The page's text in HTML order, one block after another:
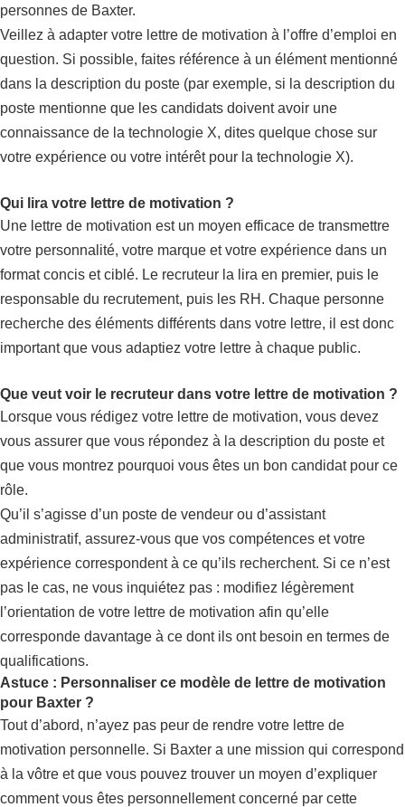
personnes de Baxter.
Veillez à adapter votre lettre de motivation à l’offre d’emploi en
question. Si possible, faites référence à un élément mentionné
dans la description du poste (par exemple, si la description du
poste mentionne que les candidats doivent avoir une
connaissance de la technologie X, dites quelque chose sur
votre expérience ou votre intérêt pour la technologie X).
Qui lira votre lettre de motivation ?
Une lettre de motivation est un moyen efficace de transmettre
votre personnalité, votre marque et votre expérience dans un
format concis et ciblé. Le recruteur la lira en premier, puis le
responsable du recrutement, puis les RH. Chaque personne
recherche des éléments différents dans votre lettre, il est donc
important que vous adaptiez votre lettre à chaque public.
Que veut voir le recruteur dans votre lettre de motivation ?
Lorsque vous rédigez votre lettre de motivation, vous devez
vous assurer que vous répondez à la description du poste et
que vous montrez pourquoi vous êtes un bon candidat pour ce
rôle.
Qu’il s’agisse d’un poste de vendeur ou d’assistant
administratif, assurez-vous que vos compétences et votre
expérience correspondent à ce qu’ils recherchent. Si ce n’est
pas le cas, ne vous inquiétez pas : modifiez légèrement
l’orientation de votre lettre de motivation afin qu’elle
corresponde davantage à ce dont ils ont besoin en termes de
qualifications.
Astuce : Personnaliser ce modèle de lettre de motivation
pour Baxter ?
Tout d’abord, n’ayez pas peur de rendre votre lettre de
motivation personnelle. Si Baxter a une mission qui correspond
à la vôtre et que vous pouvez trouver un moyen d’expliquer
comment vous êtes personnellement concerné par cette